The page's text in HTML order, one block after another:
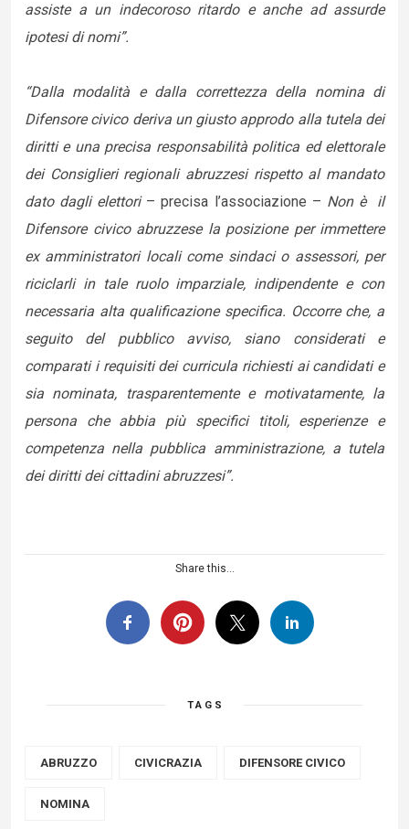
assiste a un indecoroso ritardo e anche ad assurde
ipotesi di nomi”.
“Dalla modalità e dalla correttezza della nomina di
Difensore civico deriva un giusto approdo alla tutela dei
diritti e una precisa responsabilità politica ed elettorale
dei Consiglieri regionali abruzzesi rispetto al mandato
dato dagli elettori– precisa l’associazione – Non è il
Difensore civico abruzzese la posizione per immettere
ex amministratori locali come sindaci o assessori, per
riciclarli in tale ruolo imparziale, indipendente e con
necessaria alta qualificazione specifica. Occorre che, a
seguito del pubblico avviso, siano considerati e
comparati i requisiti dei curricula richiesti ai candidati e
sia nominata, trasparentemente e motivatamente, la
persona che abbia più specifici titoli, esperienze e
competenza nella pubblica amministrazione, a tutela
dei diritti dei cittadini abruzzesi”.
Share this...
TAGS
ABRUZZO CIVICRAZIA DIFENSORE CIVICO
NOMINA